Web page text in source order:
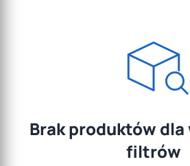
Brak produktów
filtrów